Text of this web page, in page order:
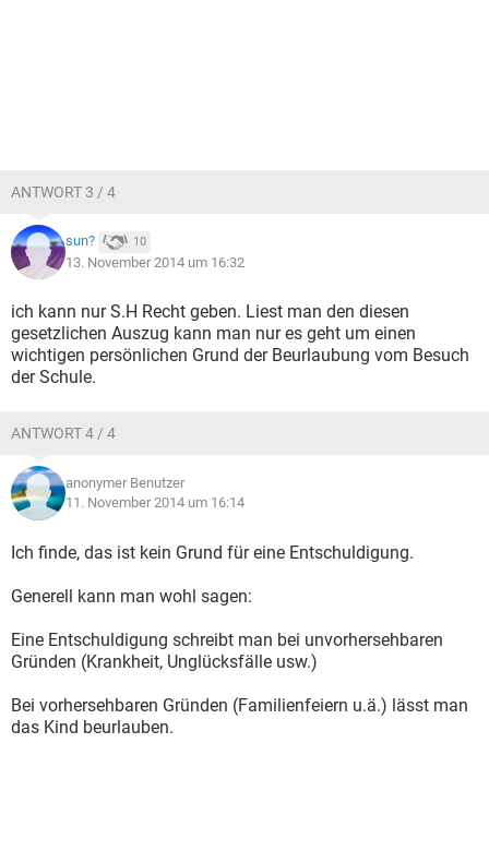
ANTWORT 3 / 4
sun? 10
13. November 2014 um 16:32
ich kann nur S.H Recht geben. Liest man den diesen
gesetzlichen Auszug kann man nur es geht um einen
wichtigen persönlichen Grund der Beurlaubung vom Besuch
der Schule.
ANTWORT 4 / 4
anonymer Benutzer
11. November 2014 um 16:14
Ich finde, das ist kein Grund für eine Entschuldigung.
Generell kann man wohl sagen:
Eine Entschuldigung schreibt man bei unvorhersehbaren
Gründen (Krankheit, Unglücksfälle usw.)
Bei vorhersehbaren Gründen (Familienfeiern u.ä.) lässt man
das Kind beurlauben.